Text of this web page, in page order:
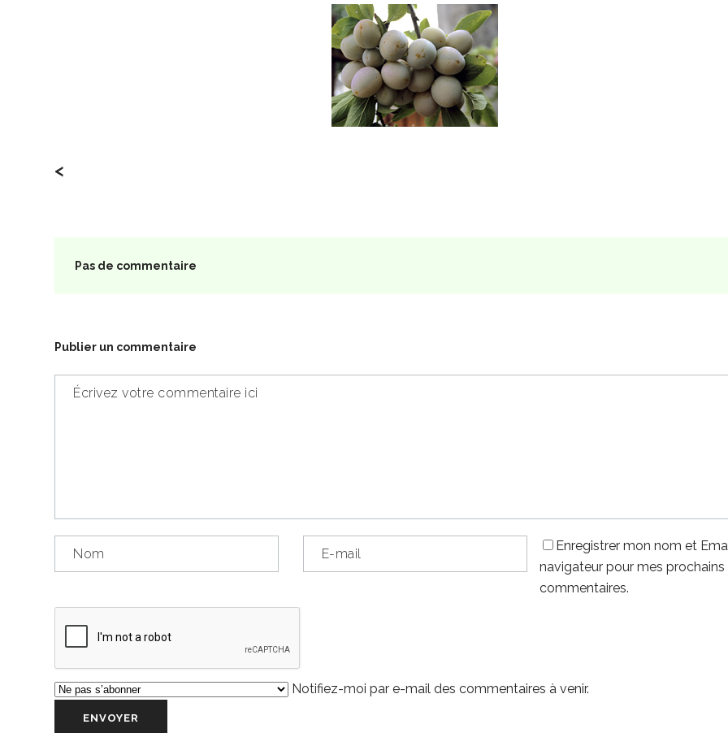
<
Pas de commentaire
Publier un commentaire
Enregistrer mon nom et
navigateur pour mes prochains
commentaires.
Notifiez-moi par e-mail des commentaires à venir.